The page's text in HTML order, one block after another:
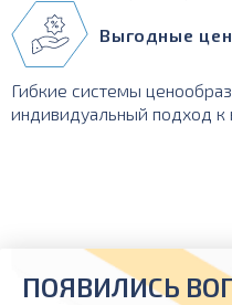
Выгодные
Гибкие системы
индивидуальный подход
ПОЯВИЛИСЬ